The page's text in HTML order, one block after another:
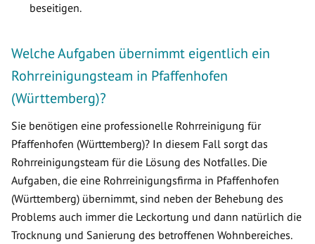
beseitigen.
Welche Aufgaben übernimmt eigentlich ein
Rohrreinigungsteam in Pfaffenhofen
(Württemberg)?
Sie benötigen eine professionelle Rohrreinigung für
Pfaffenhofen (Württemberg)? In diesem Fall sorgt das
Rohrreinigungsteam für die Lösung des Notfalles. Die
Aufgaben, die eine Rohrreinigungsfirma in Pfaffenhofen
(Württemberg) übernimmt, sind neben der Behebung des
Problems auch immer die Leckortung und dann natürlich die
Trocknung und Sanierung des betroffenen Wohnbereiches.